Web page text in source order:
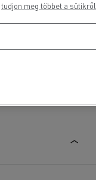
tudjon meg többet a